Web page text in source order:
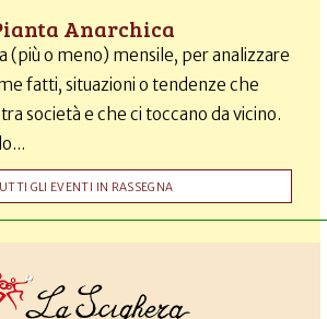
Anarchica
(più o meno) mensile, per analizzare
fatti, situazioni o tendenze che
società e che ci toccano da vicino.
GLI EVENTI IN RASSEGNA